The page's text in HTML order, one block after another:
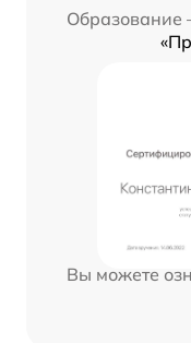
Образование
Вы можете